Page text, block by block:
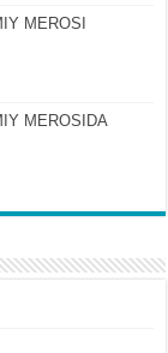
MEROSI
MЕROSIDA